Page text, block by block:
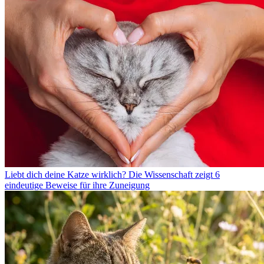
Liebt dich deine Katze wirklich? Die Wissenschaft zeigt 6
eindeutige Beweise für ihre Zuneigung